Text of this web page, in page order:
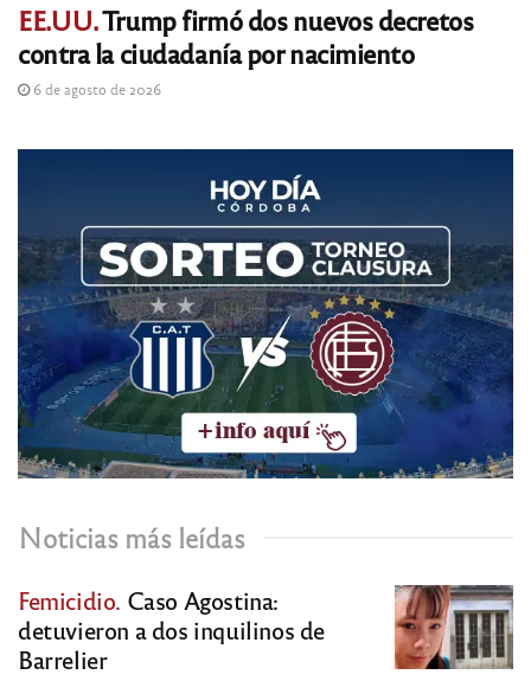
EE.UU.Trump firmó dos nuevos decretos
contra la ciudadanía por nacimiento
6 de agosto de 2026
Noticias más leídas
Femicidio. Caso Agostina:
detuvieron a dos inquilinos de
Barrelier